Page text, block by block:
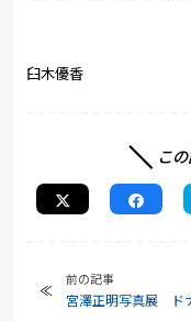
臼木優香
こ
前の記事
宮澤正明写真展 ド